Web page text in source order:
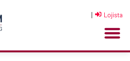
| Lojista